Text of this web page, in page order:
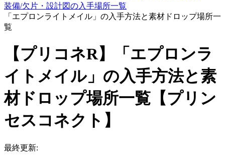
装備/欠片・設計図の入手場所一覧
「エプロンライトメイル」の入手方法と素材ドロップ場所一
覧
【プリコネR】「エプロンラ
イトメイル」の入手方法と素
材ドロップ場所一覧【プリン
セスコネクト】
最終更新: